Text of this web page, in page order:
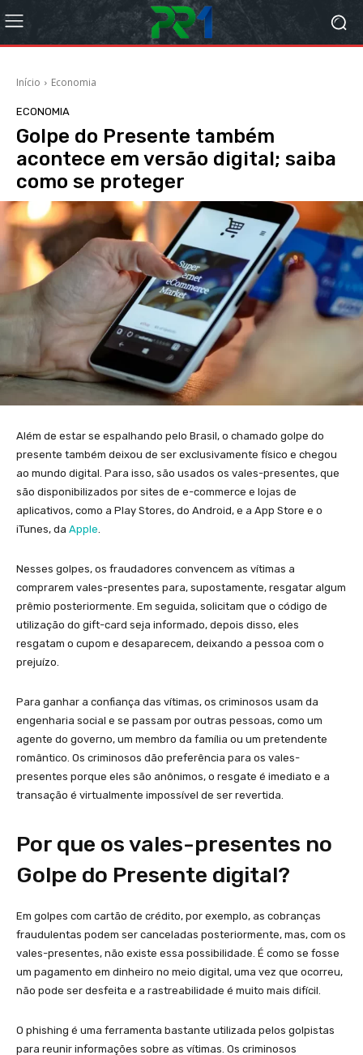
Início Economia
ECONOMIA
Golpe do Presente também
acontece em versão digital; saiba
como se proteger
Além de estar se espalhando pelo Brasil, o chamado golpe do
presente também deixou de ser exclusivamente físico e chegou
ao mundo digital. Para isso, são usados os vales-presentes, que
são disponibilizados por sites de e-commerce e lojas de
aplicativos, como a Play Stores, do Android, e a App Store e o
iTunes, da Apple.
Nesses golpes, os fraudadores convencem as vítimas a
comprarem vales-presentes para, supostamente, resgatar algum
prêmio posteriormente. Em seguida, solicitam que o código de
utilização do gift-card seja informado, depois disso, eles
resgatam o cupom e desaparecem, deixando a pessoa com o
prejuízo.
Para ganhar a confiança das vítimas, os criminosos usam da
engenharia social e se passam por outras pessoas, como um
agente do governo, um membro da família ou um pretendente
romântico. Os criminosos dão preferência para os vales-
presentes porque eles são anônimos, o resgate é imediato e a
transação é virtualmente impossível de ser revertida.
Por que os vales-presentes no
Golpe do Presente digital?
Em golpes com cartão de crédito, por exemplo, as cobranças
fraudulentas podem ser canceladas posteriormente, mas, com os
vales-presentes, não existe essa possibilidade. É como se fosse
um pagamento em dinheiro no meio digital, uma vez que ocorreu,
não pode ser desfeita e a rastreabilidade é muito mais difícil.
O phishing é uma ferramenta bastante utilizada pelos golpistas
para reunir informações sobre as vítimas. Os criminosos